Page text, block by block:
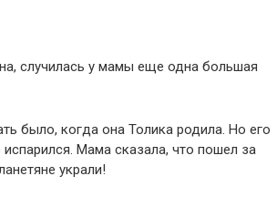
случилась у мамы еще одна большая
было, когда она Толика родила. Но его
Мама сказала, что пошел за
украли!